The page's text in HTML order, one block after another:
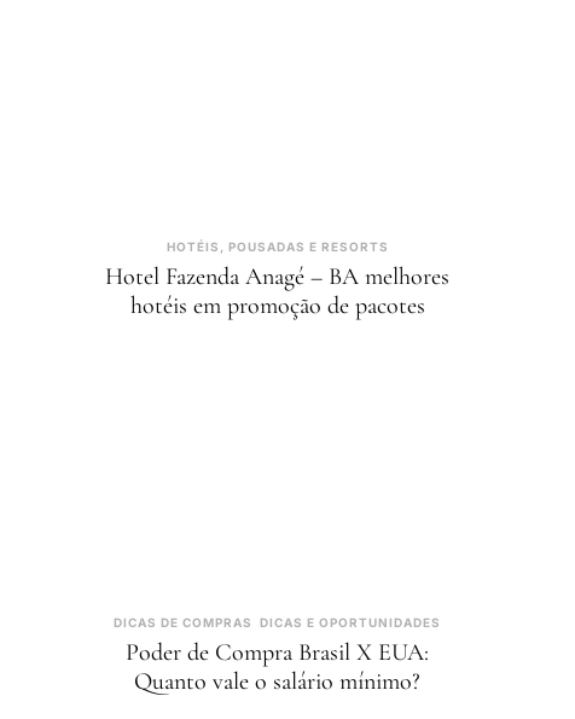
HOTÉIS, POUSADAS E RESORTS
Hotel Fazenda Anagé – BA melhores
hotéis em promoção de pacotes
DICAS DE COMPRAS DICAS E OPORTUNIDADES
Poder de Compra Brasil X EUA:
Quanto vale o salário mínimo?